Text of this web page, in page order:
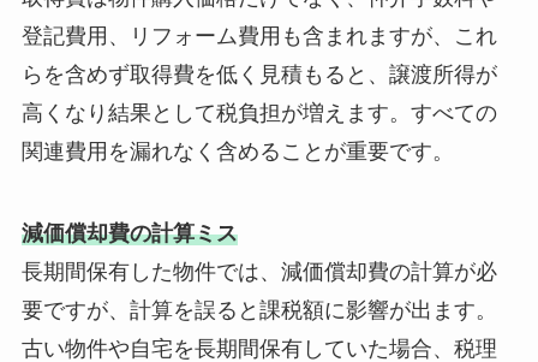
登記費用、リフォーム費用も含まれますが、これ
らを含めず取得費を低く見積もると、譲渡所得が
高くなり結果として税負担が増えます。すべての
関連費用を漏れなく含めることが重要です。
減価償却費の計算ミス
長期間保有した物件では、減価償却費の計算が必
要ですが、計算を誤ると課税額に影響が出ます。
古い物件や自宅を長期間保有していた場合、税理